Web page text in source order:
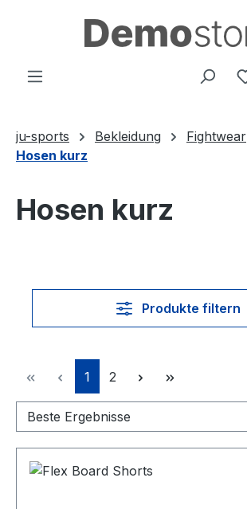
Zum Hauptinhalt springen
ju-sports Bekleidung
Fightwear
Hosen kurz
Hosen kurz
Produkte filtern
Seite
1 Seite
2